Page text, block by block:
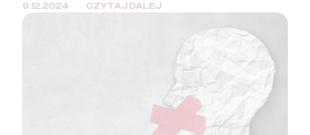
względem ekologicznym, klimatycznym i demokratycznym.
9.12.2024 CZYTAJ DALEJ